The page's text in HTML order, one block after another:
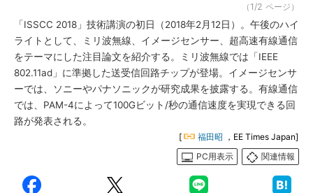
（1/2 ページ）
「ISSCC 2018」技術講演の初日（2018年2月12日）。午後のハイ
ライトとして、ミリ波無線、イメージセンサー、超高速有線通信
をテーマにした注目論文を紹介する。ミリ波無線では「IEEE
802.11ad」に準拠した送受信回路チップが登場。イメージセンサ
ーでは、ソニーやパナソニックが研究成果を披露する。有線通信
では、PAM-4によって100Gビット/秒の通信速度を実現できる回
路が発表される。
[ 福田昭 ，EE Times Japan]
PC用表示
関連情報